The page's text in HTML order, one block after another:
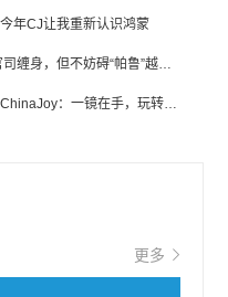
年CJ让我重新认识鸿蒙
手游版今年推出：官司缠身，但不妨碍“帕鲁”越来越火
VITURE 亮相 2026 ChinaJoy：一镜在手，玩转全场！
更多